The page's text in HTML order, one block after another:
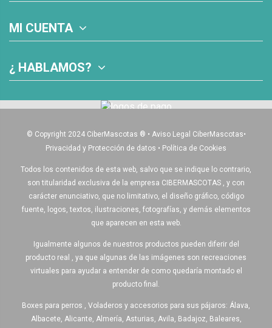
MI CUENTA
¿ HABLAMOS?
© Copyright 2024 CiberMascotas ® • Aviso Legal CiberMascotas•
Privacidad y Protección de datos • Política de Cookies
Todos los contenidos de esta web, salvo que se indique lo contrario,
son titularidad exclusiva de la empresa CIBERMASCOTAS , y con
carácter enunciativo, que no limitativo, el diseño gráfico, código
fuente, logos, textos, ilustraciones, fotografías, y demás elementos
que aparecen en esta web.
Igualmente algunos de nuestros productos pueden diferir del
producto real , ya que algunas de las imágenes son recreaciones
virtuales para ayudar a entender de como quedaría montado el
producto final.
Boxes para perros , Voladeros y accesorios para sus pájaros: Álava,
Albacete, Alicante, Almería, Asturias, Avila, Badajoz, Baleares,